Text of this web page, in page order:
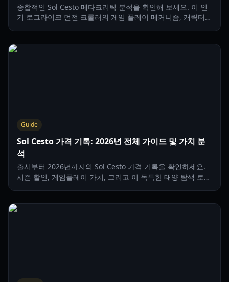
종합적인 Sol Cesto 메타크리틱 분석을 확인해 보세요. 이 인
기 로그라이크 던전 크롤러의 게임 플레이 메커니즘, 캐릭터
Guide
Sol Cesto 가격 기록: 2026년 전체 가이드 및 가치 분
석
출시부터 2026년까지의 Sol Cesto 가격 기록을 확인하세요.
시즌 할인, 게임플레이 가치, 그리고 이 독특한 태양 탐색 로그